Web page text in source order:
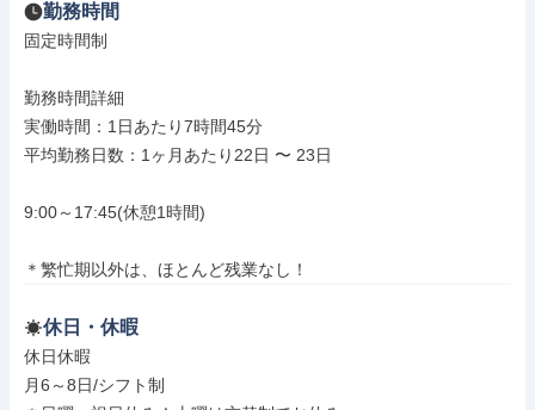
勤務時間
固定時間制
勤務時間詳細
実働時間：1日あたり7時間45分
平均勤務日数：1ヶ月あたり22日 〜 23日
9:00～17:45(休憩1時間)
＊繁忙期以外は、ほとんど残業なし！
休日・休暇
休日休暇
月6～8日/シフト制